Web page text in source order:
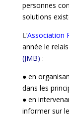
personnes
solutions
L’Association
année le
(JMB) :
● en
dans les
● en
informer sur